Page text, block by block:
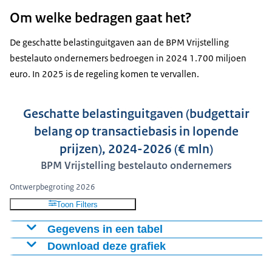
Om welke bedragen gaat het?
De geschatte belastinguitgaven aan de BPM Vrijstelling
bestelauto ondernemers bedroegen in 2024 1.700 miljoen
euro. In 2025 is de regeling komen te vervallen.
Geschatte belastinguitgaven (budgettair
belang op transactiebasis in lopende
prijzen), 2024-2026 (€ mln)
BPM Vrijstelling bestelauto ondernemers
Ontwerpbegroting 2026
Toon Filters
Gegevens in een tabel
€ mln
Download deze grafiek